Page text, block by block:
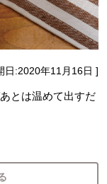
日:2020年11月16日 ]
とは温めて出すだ